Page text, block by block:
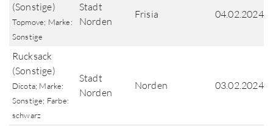
(Sonstige)
Topmove; Marke:
Sonstige
Stadt
Norden
Frisia 04.02.2024
Rucksack
(Sonstige)
Dicota; Marke:
Sonstige; Farbe:
schwarz
Stadt
Norden
Norden 03.02.2024